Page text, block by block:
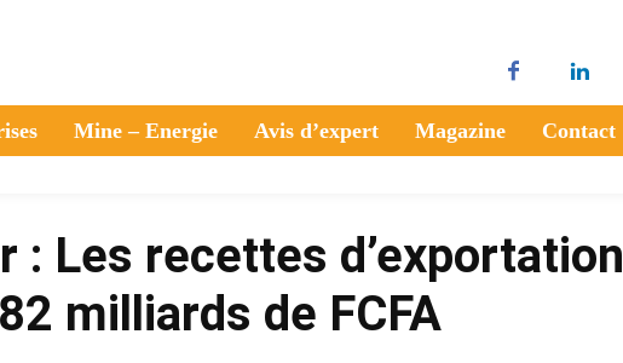
Mine – Energie Avis d’expert Magazine Contact
Les recettes d’exportation
milliards de FCFA